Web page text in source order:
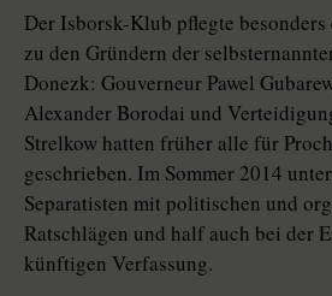
Der Isborsk-Klub pflegte
zu den Gründern der
Donezk: Gouverneur Pawel
Alexander Borodai und
Strelkow hatten früher alle für
geschrieben. Im Sommer 2014
Separatisten mit politischen und
Ratschlägen und half auch bei der
künftigen Verfassung.